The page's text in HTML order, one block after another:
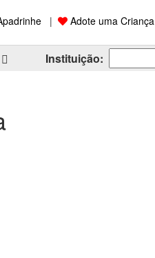
| Adote uma Criança
Instituição: